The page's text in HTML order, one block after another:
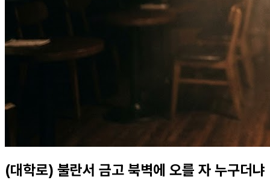
(대학로) 불란서 금고 북벽에 오를 자 누구더냐